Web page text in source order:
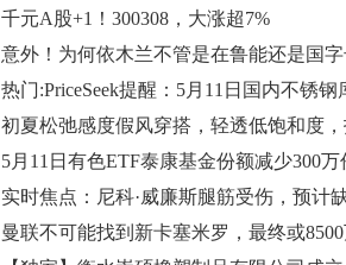
千元A股+1！300308，大涨超7%
意外！为何依木兰不管是在鲁能还是国
热议|热消息
热门:PriceSeek提醒：5月11日国内不锈
初夏松弛感度假风穿搭，轻透低饱和度
热点
5月11日有色ETF泰康基金份额减少300万
洛阳钼业、北方稀土 焦点滚动
实时焦点：尼科·威廉斯腿筋受伤，预计
杯
曼联不可能找到新卡塞米罗，最终或